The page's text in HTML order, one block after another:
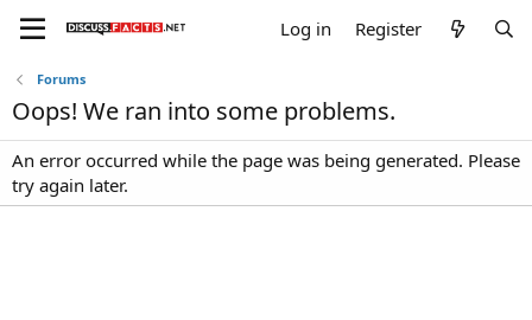
Log in Register
Forums
Oops! We ran into some problems.
An error occurred while the page was being generated. Please
try again later.